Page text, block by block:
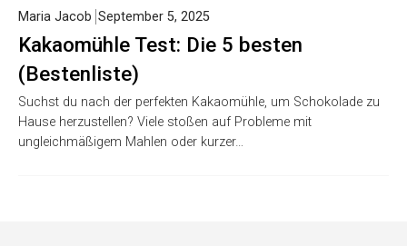
Kakaomühle Test: Die 5 besten
(Bestenliste)
Maria Jacob September 5, 2025
Suchst du nach der perfekten Kakaomühle, um Schokolade zu
Hause herzustellen? Viele stoßen auf Probleme mit
ungleichmäßigem Mahlen oder kurzer…